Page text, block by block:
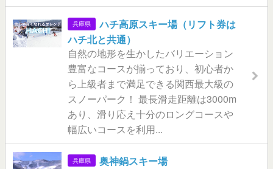
兵庫県
ハチ高原スキー場（リフト券は
ハチ北と共通）
自然の地形を生かしたバリエーション
豊富なコースが揃っており、初心者か
ら上級者まで満足できる関西最大級の
スノーパーク！ 最長滑走距離は3000m
あり、滑り応え十分のロングコースや
幅広いコースを利用...
兵庫県
奥神鍋スキー場